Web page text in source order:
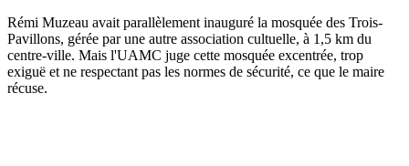
Rémi Muzeau avait parallèlement inauguré la mosquée des Trois-
Pavillons, gérée par une autre association cultuelle, à 1,5 km du
centre-ville. Mais l'UAMC juge cette mosquée excentrée, trop
exiguë et ne respectant pas les normes de sécurité, ce que le maire
récuse.